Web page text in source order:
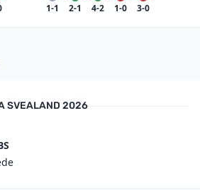
1-1 2-1 4-2 1-0 3-0
SVEALAND 2026